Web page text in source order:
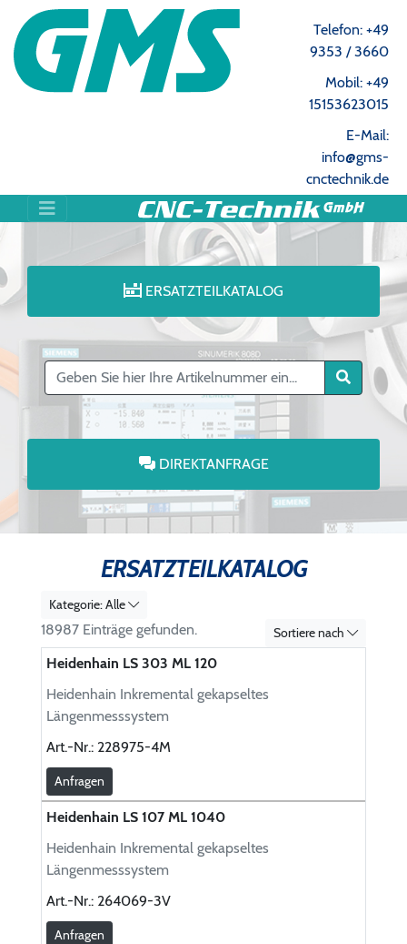
Telefon: +49
9353 / 3660
Mobil: +49
15153623015
E-Mail:
info@gms-
cnctechnik.de
ERSATZTEILKATALOG
DIREKTANFRAGE
ERSATZTEILKATALOG
Kategorie: Alle
18987 Einträge gefunden. Sortiere nach
Heidenhain LS 303 ML 120
Heidenhain Inkremental gekapseltes
Längenmesssystem
Art.-Nr.: 228975-4M
Anfragen
Heidenhain LS 107 ML 1040
Heidenhain Inkremental gekapseltes
Längenmesssystem
Art.-Nr.: 264069-3V
Anfragen